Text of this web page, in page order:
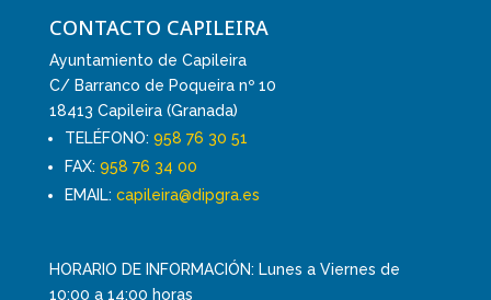
CONTACTO CAPILEIRA
Ayuntamiento de Capileira
C/ Barranco de Poqueira nº 10
18413 Capileira (Granada)
TELÉFONO: 958 76 30 51
FAX: 958 76 34 00
EMAIL: capileira@dipgra.es
HORARIO DE INFORMACIÓN: Lunes a Viernes de
10:00 a 14:00 horas